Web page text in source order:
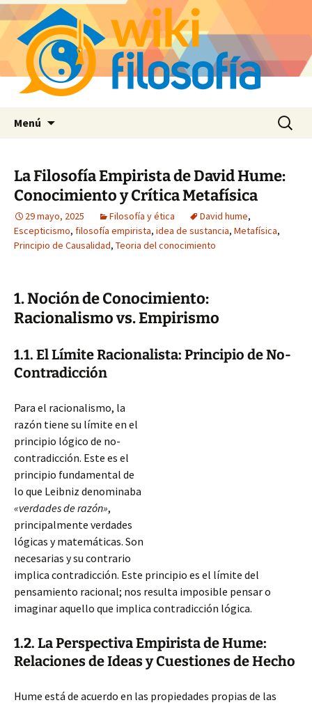
Menú Buscar:
La Filosofía Empirista de David Hume:
Conocimiento y Crítica Metafísica
29 mayo, 2025 Filosofía y ética David hume,
Escepticismo, filosofía empirista, idea de sustancia, Metafísica,
Principio de Causalidad, Teoria del conocimiento
1. Noción de Conocimiento:
Racionalismo vs. Empirismo
1.1. El Límite Racionalista: Principio de No-
Contradicción
Para el racionalismo, la
razón tiene su límite en el
principio lógico de no-
contradicción. Este es el
principio fundamental de
lo que Leibniz denominaba
«verdades de razón»,
principalmente verdades
lógicas y matemáticas. Son
necesarias y su contrario
implica contradicción. Este principio es el límite del
pensamiento racional; nos resulta imposible pensar o
imaginar aquello que implica contradicción lógica.
1.2. La Perspectiva Empirista de Hume:
Relaciones de Ideas y Cuestiones de Hecho
Hume está de acuerdo en las propiedades propias de las